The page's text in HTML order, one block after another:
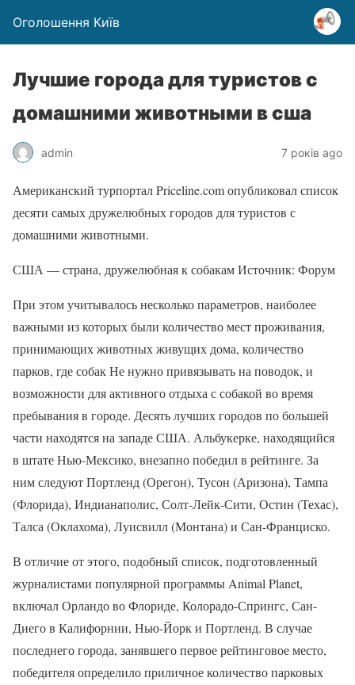
Оголошення Київ
Лучшие города для туристов с
домашними животными в сша
admin 7 років ago
Американский турпортал Priceline.com опубликовал список
десяти самых дружелюбных городов для туристов с
домашними животными.
США — страна, дружелюбная к собакам Источник: Форум
При этом учитывалось несколько параметров, наиболее
важными из которых были количество мест проживания,
принимающих животных живущих дома, количество
парков, где собак Не нужно привязывать на поводок, и
возможности для активного отдыха с собакой во время
пребывания в городе. Десять лучших городов по большей
части находятся на западе США. Альбукерке, находящийся
в штате Нью-Мексико, внезапно победил в рейтинге. За
ним следуют Портленд (Орегон), Тусон (Аризона), Тампа
(Флорида), Индианаполис, Солт-Лейк-Сити, Остин (Техас),
Талса (Оклахома), Луисвилл (Монтана) и Сан-Франциско.
В отличие от этого, подобный список, подготовленный
журналистами популярной программы Animal Planet,
включал Орландо во Флориде, Колорадо-Спрингс, Сан-
Диего в Калифорнии, Нью-Йорк и Портленд. В случае
последнего города, занявшего первое рейтинговое место,
победителя определило приличное количество парковых